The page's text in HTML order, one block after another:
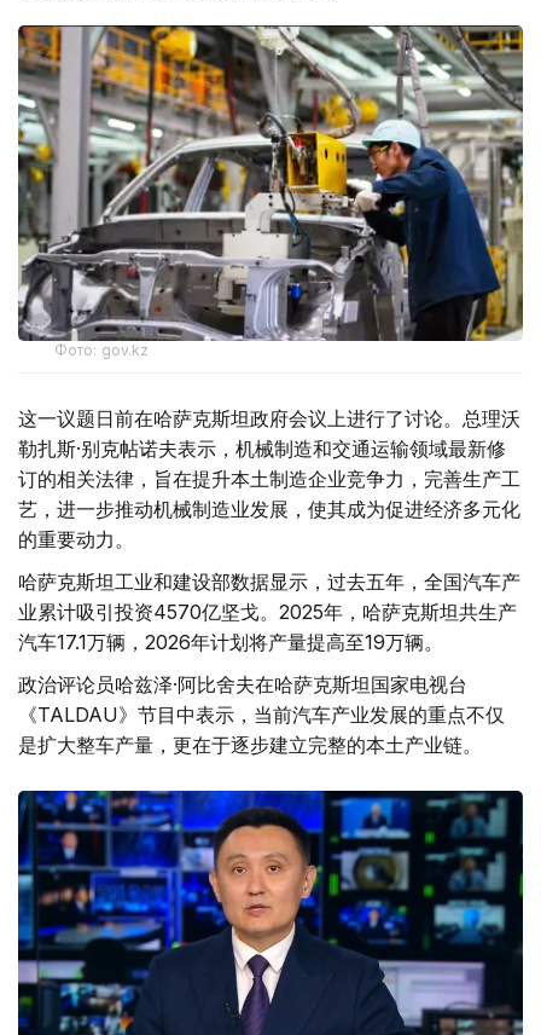
Фото: gov.kz
这一议题日前在哈萨克斯坦政府会议上进行了讨论。总理沃
勒扎斯·别克帖诺夫表示，机械制造和交通运输领域最新修
订的相关法律，旨在提升本土制造企业竞争力，完善生产工
艺，进一步推动机械制造业发展，使其成为促进经济多元化
的重要动力。
哈萨克斯坦工业和建设部数据显示，过去五年，全国汽车产
业累计吸引投资4570亿坚戈。2025年，哈萨克斯坦共生产
汽车17.1万辆，2026年计划将产量提高至19万辆。
政治评论员哈兹泽·阿比舍夫在哈萨克斯坦国家电视台
《TALDAU》节目中表示，当前汽车产业发展的重点不仅
是扩大整车产量，更在于逐步建立完整的本土产业链。